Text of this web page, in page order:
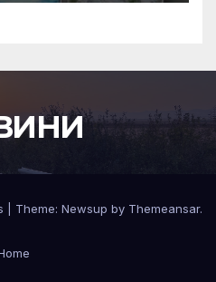
Theme: Newsup by Themeansar.